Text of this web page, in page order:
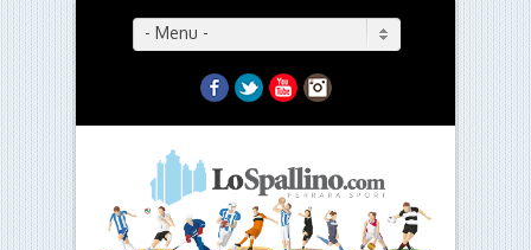
- Menu -
Facebook
TwitterYouTubeInstagram